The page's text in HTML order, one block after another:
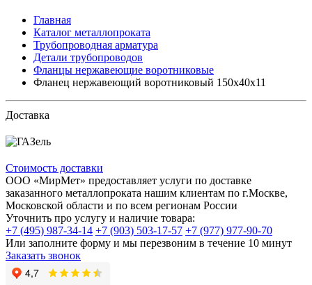
Главная
Каталог металлопроката
Трубопроводная арматура
Детали трубопроводов
Фланцы нержавеющие воротниковые
Фланец нержавеющий воротниковый 150x40x11
Доставка
Стоимость доставки
ООО «МирМет» предоставляет услуги по доставке
заказанного металлопроката нашим клиентам по г.Москве,
Московской области и по всем регионам России
Уточнить про услугу и наличие товара:
+7 (495) 987-34-14 +7 (903) 503-17-57 +7 (977) 977-90-70
Или заполните форму и мы перезвоним в течение 10 минут
Заказать звонок